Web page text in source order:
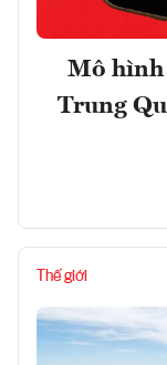
Mô hình
Trung
Thế giới